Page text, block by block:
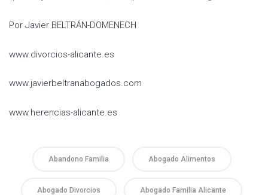
Por Javier BELTRÁN-DOMENECH
www.divorcios-alicante.es
www.javierbeltranabogados.com
www.herencias-alicante.es
Abandono Familia Abogado Alimentos
Abogado Divorcios Abogado Familia Alicante